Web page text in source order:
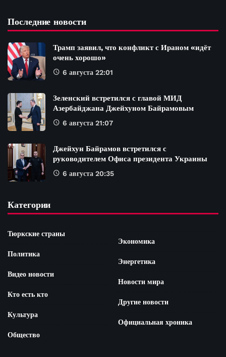
Последние новости
Трамп заявил, что конфликт с Ираном «идёт
очень хорошо»
6 августа 22:01
Зеленский встретился с главой МИД
Азербайджана Джейхуном Байрамовым
6 августа 21:07
Джейхун Байрамов встретился с
руководителем Офиса президента Украины
6 августа 20:35
Категории
Тюркские страны
Политика
Видео новости
Кто есть кто
Культура
Общество
Экономика
Энергетика
Новости мира
Другие новости
Официальная хроника